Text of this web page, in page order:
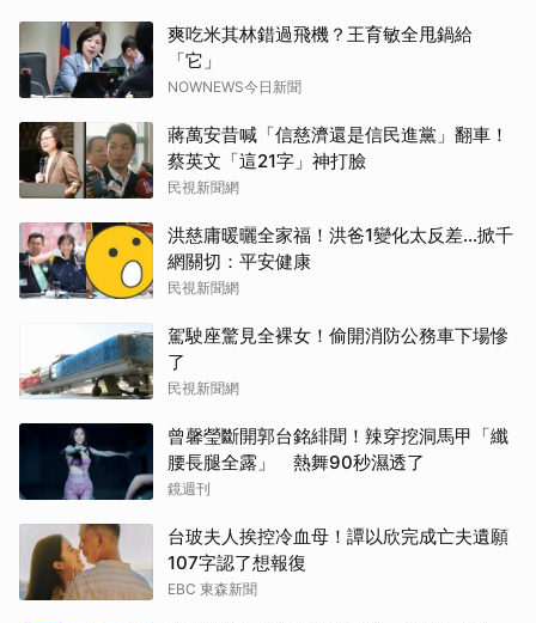
爽吃米其林錯過飛機？王育敏全甩鍋給
「它」
NOWNEWS今日新聞
蔣萬安昔喊「信慈濟還是信民進黨」翻車！
蔡英文「這21字」神打臉
民視新聞網
洪慈庸暖曬全家福！洪爸1變化太反差…掀千
網關切：平安健康
民視新聞網
駕駛座驚見全裸女！偷開消防公務車下場慘
了
民視新聞網
曾馨瑩斷開郭台銘緋聞！辣穿挖洞馬甲「纖
腰長腿全露」 熱舞90秒濕透了
鏡週刊
台玻夫人挨控冷血母！譚以欣完成亡夫遺願
107字認了想報復
EBC 東森新聞